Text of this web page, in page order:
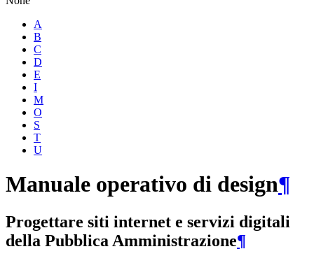
A
B
C
D
E
I
M
O
S
T
U
Manuale operativo di design¶
Progettare siti internet e servizi digitali
della Pubblica Amministrazione¶